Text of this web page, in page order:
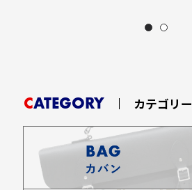
CATEGORY カテゴリー